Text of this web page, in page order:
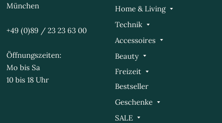
München
+49 (0)89 / 23 23 63 00
Öffnungszeiten:
Mo bis Sa
10 bis 18 Uhr
Home & Living
Technik
Accessoires
Beauty
Freizeit
Bestseller
Geschenke
SALE